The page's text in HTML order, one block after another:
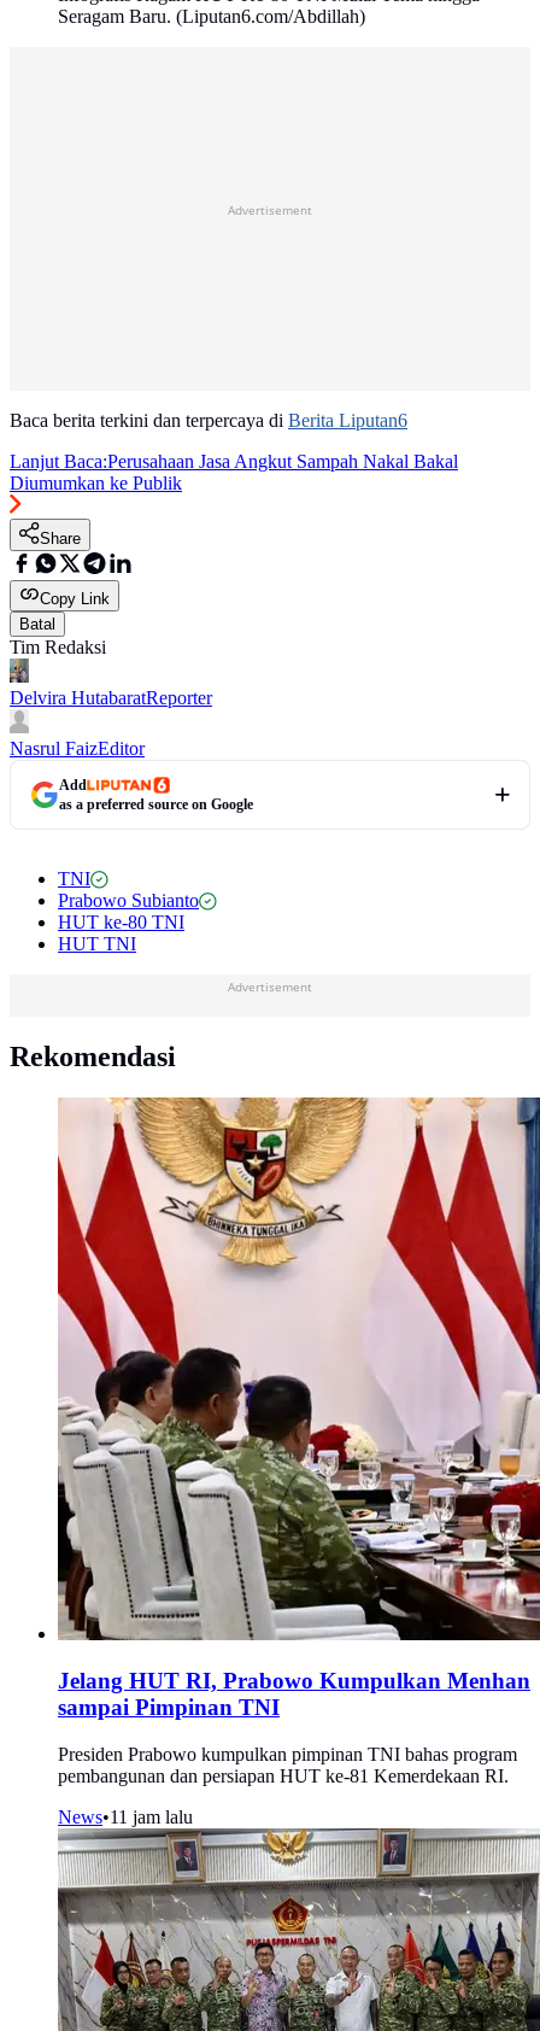
Seragam Baru. (Liputan6.com/Abdillah)
Advertisement
Baca berita terkini dan terpercaya di Berita Liputan6
Lanjut Baca:Perusahaan Jasa Angkut Sampah Nakal Bakal
Diumumkan ke Publik
Share
Copy Link
Batal
Tim Redaksi
Delvira HutabaratReporter
Nasrul FaizEditor
Add
as a preferred source on Google
TNI
Prabowo Subianto
HUT ke-80 TNI
HUT TNI
Advertisement
Rekomendasi
Jelang HUT RI, Prabowo Kumpulkan Menhan
sampai Pimpinan TNI
Presiden Prabowo kumpulkan pimpinan TNI bahas program
pembangunan dan persiapan HUT ke-81 Kemerdekaan RI.
News•11 jam lalu